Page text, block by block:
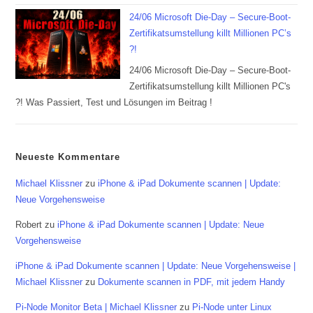
24/06 Microsoft Die-Day – Secure-Boot-
Zertifikatsumstellung killt Millionen PC’s
?!
24/06 Microsoft Die-Day – Secure-Boot-
Zertifikatsumstellung killt Millionen PC's
?! Was Passiert, Test und Lösungen im Beitrag !
Neueste Kommentare
Michael Klissner zuiPhone & iPad Dokumente scannen | Update:
Neue Vorgehensweise
Robert zuiPhone & iPad Dokumente scannen | Update: Neue
Vorgehensweise
iPhone & iPad Dokumente scannen | Update: Neue Vorgehensweise |
Michael Klissner zu Dokumente scannen in PDF, mit jedem Handy
Pi-Node Monitor Beta | Michael Klissner zu Pi-Node unter Linux